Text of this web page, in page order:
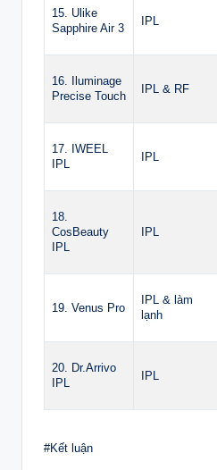
15. Ulike
Sapphire Air 3
IPL
16. Iluminage
Precise Touch
IPL & RF
17. IWEEL
IPL
IPL
18.
CosBeauty
IPL
IPL
19. Venus Pro
IPL & làm
lạnh
20. Dr.Arrivo
IPL
IPL
#Kết luận